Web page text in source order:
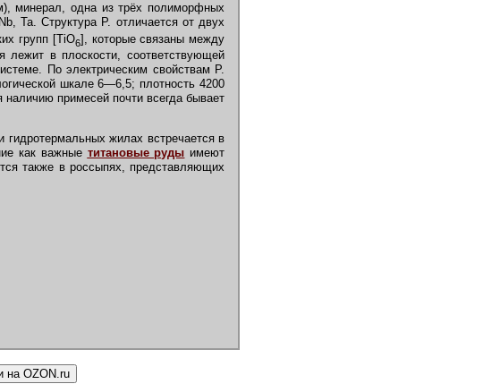
минерал, одна из трёх полиморфных
Ta. Структура Р. отличается от двух
групп [TiO6], которые связаны между
лежит в плоскости, соответствующей
По электрическим свойствам Р.
шкале 6—6,5; плотность 4200
примесей почти всегда бывает
и гидротермальных жилах встречается в
как важные титановые руды имеют
также в россыпях, представляющих